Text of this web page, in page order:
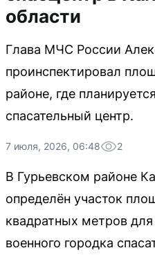
области
Глава МЧС России
проинспектировал
районе, где
спасательный центр.
7 июля, 2026, 06:48 2
В Гурьевском районе
определён участок
квадратных метров для
военного городка